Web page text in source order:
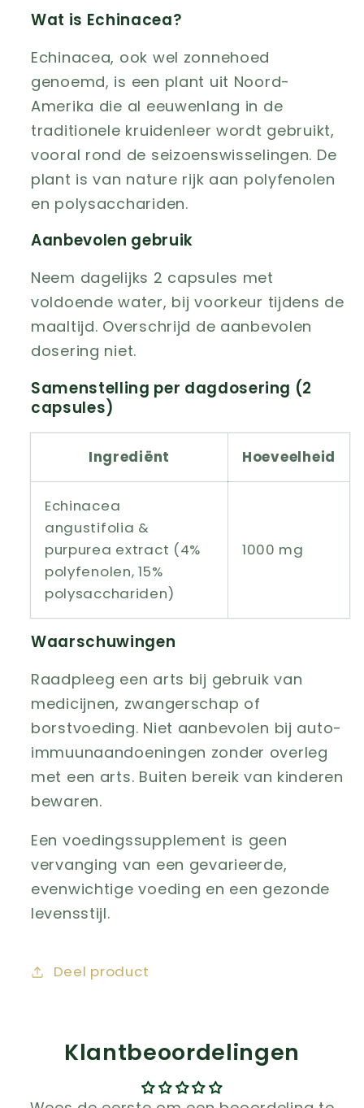
Wat is Echinacea?
Echinacea, ook wel zonnehoed
genoemd, is een plant uit Noord-
Amerika die al eeuwenlang in de
traditionele kruidenleer wordt gebruikt,
vooral rond de seizoenswisselingen. De
plant is van nature rijk aan polyfenolen
en polysacchariden.
Aanbevolen gebruik
Neem dagelijks 2 capsules met
voldoende water, bij voorkeur tijdens de
maaltijd. Overschrijd de aanbevolen
dosering niet.
Samenstelling per dagdosering (2
capsules)
Ingrediënt Hoeveelheid
Echinacea
angustifolia &
purpurea extract (4%
polyfenolen, 15%
polysacchariden)
1000 mg
Waarschuwingen
Raadpleeg een arts bij gebruik van
medicijnen, zwangerschap of
borstvoeding. Niet aanbevolen bij auto-
immuunaandoeningen zonder overleg
met een arts. Buiten bereik van kinderen
bewaren.
Een voedingssupplement is geen
vervanging van een gevarieerde,
evenwichtige voeding en een gezonde
levensstijl.
Deel product
Klantbeoordelingen